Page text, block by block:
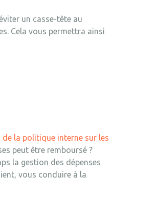
un casse-tête au
Cela vous permettra ainsi
la politique interne sur les
peut être remboursé ?
la gestion des dépenses
vous conduire à la